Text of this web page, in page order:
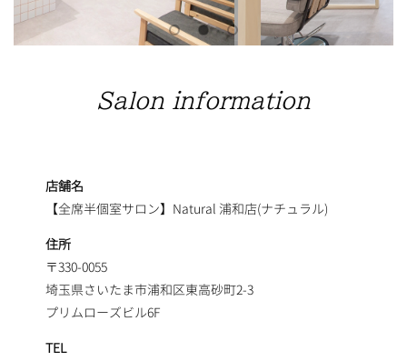
Salon information
店舗名
【全席半個室サロン】Natural 浦和店(ナチュラル)
住所
〒330-0055
埼玉県さいたま市浦和区東高砂町2-3
プリムローズビル6F
TEL